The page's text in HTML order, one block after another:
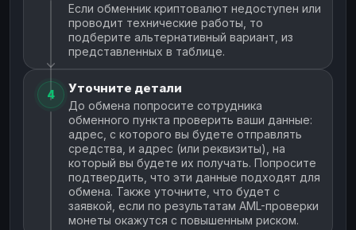
Если обменник криптовалют недоступен или
проводит технические работы, то
подберите альтернативный вариант, из
представленных в таблице.
4 Уточните детали
До обмена попросите сотрудника
обменного пункта проверить ваши данные:
адрес, с которого вы будете отправлять
средства, и адрес (или реквизиты), на
который вы будете их получать. Попросите
подтвердить, что эти данные подходят для
обмена. Также уточните, что будет с
заявкой, если по результатам AML-проверки
монеты окажутся с повышенным риском.